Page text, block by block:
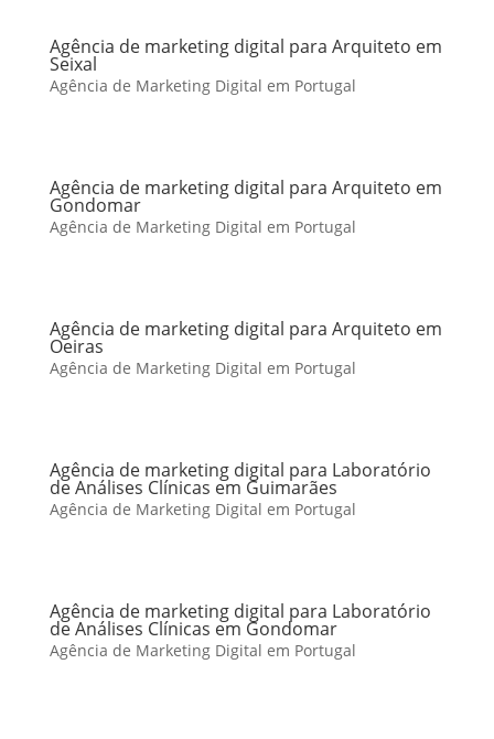
Agência de marketing digital para Arquiteto em
Seixal
Agência de Marketing Digital em Portugal
Agência de marketing digital para Arquiteto em
Gondomar
Agência de Marketing Digital em Portugal
Agência de marketing digital para Arquiteto em
Oeiras
Agência de Marketing Digital em Portugal
Agência de marketing digital para Laboratório
de Análises Clínicas em Guimarães
Agência de Marketing Digital em Portugal
Agência de marketing digital para Laboratório
de Análises Clínicas em Gondomar
Agência de Marketing Digital em Portugal